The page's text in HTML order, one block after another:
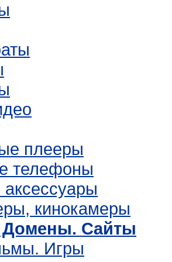
плееры
телефоны
кинокамеры
Домены. Сайты
Игры